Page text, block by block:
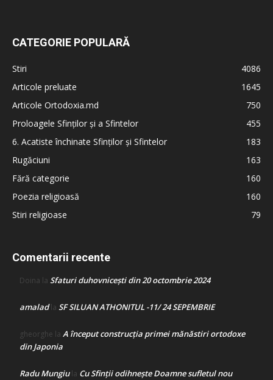
CATEGORIE POPULARĂ
Stiri
4086
Articole preluate
1645
Articole Ortodoxia.md
750
Proloagele Sfinților și a Sfintelor
455
6. Acatiste închinate Sfinților și Sfintelor
183
Rugăciuni
163
Fără categorie
160
Poezia religioasă
160
Stiri religioase
79
Comentarii recente
Doina la Sfaturi duhovnicești din 20 octombrie 2024
amaladla SF SILUAN ATHONITUL -11/ 24 SEPEMBRIE
gheorghe la A început construcţia primei mănăstiri ortodoxe
din Japonia
Radu Mungiula Cu Sfinții odihnește Doamne sufletul nou